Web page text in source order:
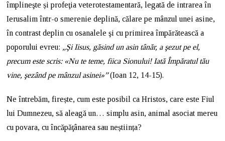
împlineşte și profeţia veterotestamentară, legată de intrarea în
Ierusalim într-o smerenie deplină, călare pe mânzul unei asine,
în contrast deplin cu osanalele şi cu primirea împărătească a
poporului evreu: „Şi Iisus, găsind un asin tânăr, a şezut pe el,
precum este scris: «Nu te teme, fiica Sionului! Iată Împăratul tău
vine, şezând pe mânzul asinei»”(Ioan 12, 14-15).
Ne întrebăm, firește, cum este posibil ca Hristos, care este Fiul
lui Dumnezeu, să aleagă un… simplu asin, animal asociat mereu
cu povara, cu încăpăţânarea sau neștiința?